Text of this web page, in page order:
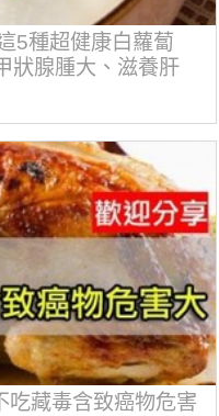
5種超健康白蘿蔔
狀腺腫大、滋養肝
吃藏毒含致癌物危害